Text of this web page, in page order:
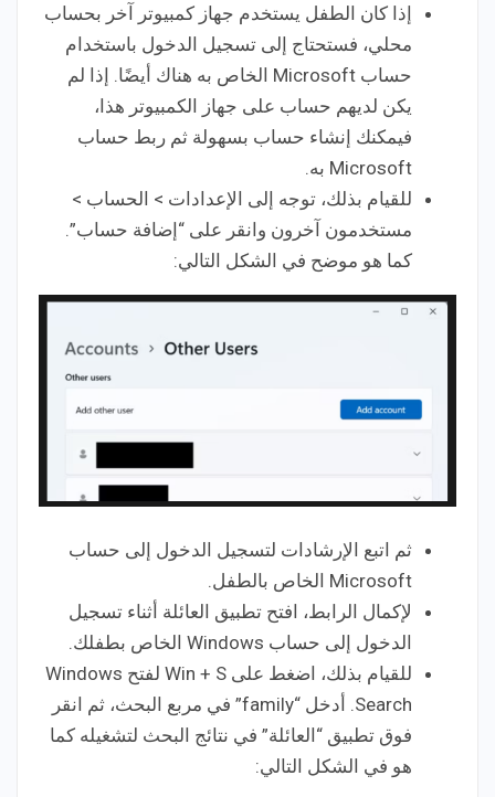
إذا كان الطفل يستخدم جهاز كمبيوتر آخر بحساب
محلي، فستحتاج إلى تسجيل الدخول باستخدام
حساب Microsoft الخاص به هناك أيضًا. إذا لم
يكن لديهم حساب على جهاز الكمبيوتر هذا،
فيمكنك إنشاء حساب بسهولة ثم ربط حساب
Microsoft به.
للقيام بذلك، توجه إلى الإعدادات > الحساب >
مستخدمون آخرون وانقر على “إضافة حساب”.
كما هو موضح في الشكل التالي:
ثم اتبع الإرشادات لتسجيل الدخول إلى حساب
Microsoft الخاص بالطفل.
لإكمال الرابط، افتح تطبيق العائلة أثناء تسجيل
الدخول إلى حساب Windows الخاص بطفلك.
للقيام بذلك، اضغط على Win + S لفتح Windows
Search. أدخل “family” في مربع البحث، ثم انقر
فوق تطبيق “العائلة” في نتائج البحث لتشغيله كما
هو في الشكل التالي: